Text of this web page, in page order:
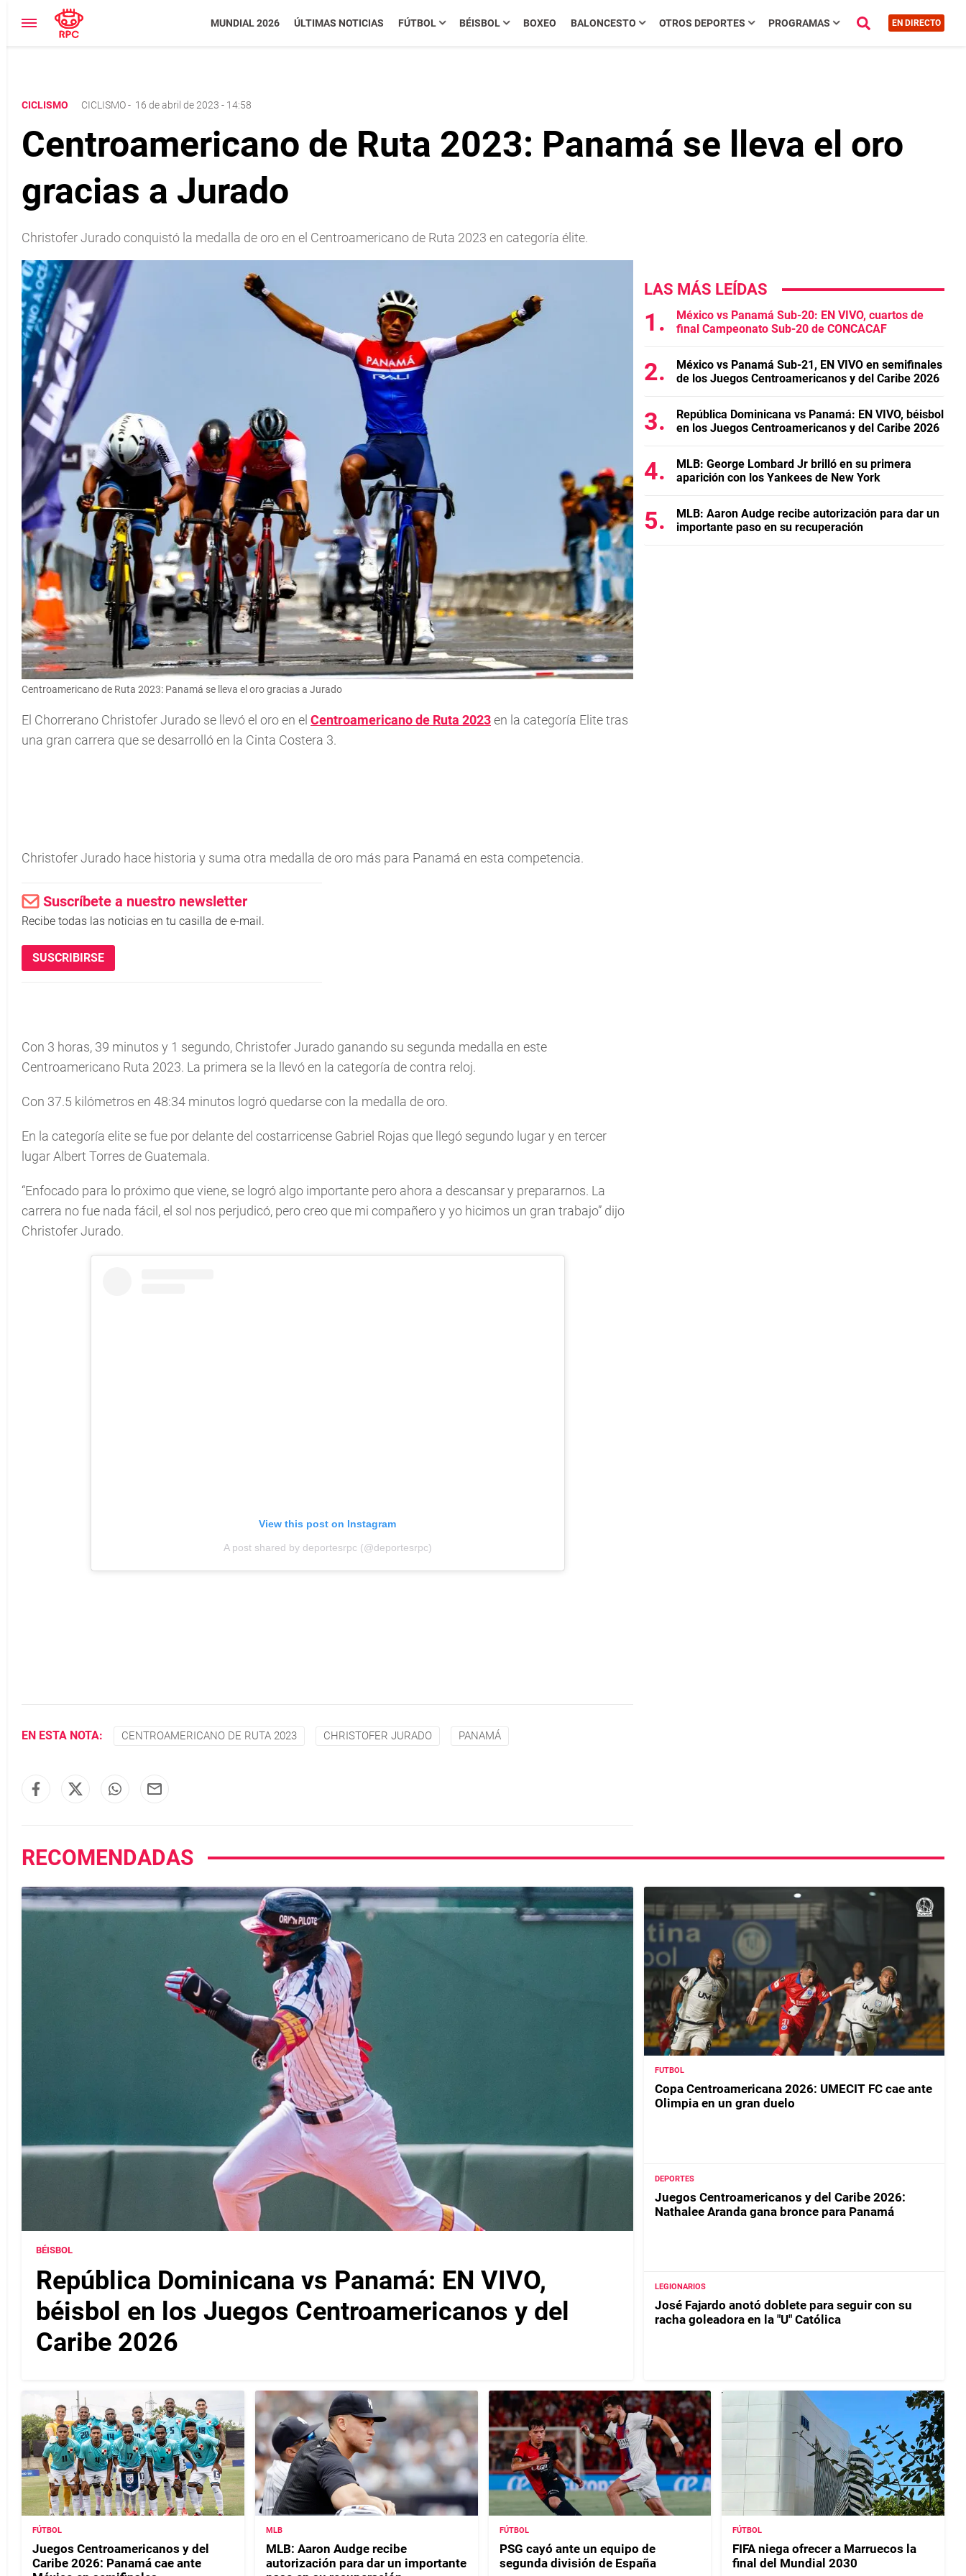
MUNDIAL 2026 ÚLTIMAS NOTICIAS FÚTBOL BÉISBOL BOXEO BALONCESTO OTROS DEPORTES PROGRAMAS EN DIRECTO
CICLISMO CICLISMO- 16 de abril de 2023 - 14:58
Centroamericano de Ruta 2023: Panamá se lleva el oro
gracias a Jurado
Christofer Jurado conquistó la medalla de oro en el Centroamericano de Ruta 2023 en categoría élite.
Centroamericano de Ruta 2023: Panamá se lleva el oro gracias a Jurado
El Chorrerano Christofer Jurado se llevó el oro en el Centroamericano de Ruta 2023en la categoría Elite tras
una gran carrera que se desarrolló en la Cinta Costera 3.
Christofer Jurado hace historia y suma otra medalla de oro más para Panamá en esta competencia.
Suscríbete a nuestro newsletter
Recibe todas las noticias en tu casilla de e-mail.
SUSCRIBIRSE
Con 3 horas, 39 minutos y 1 segundo, Christofer Jurado ganando su segunda medalla en este
Centroamericano Ruta 2023. La primera se la llevó en la categoría de contra reloj.
Con 37.5 kilómetros en 48:34 minutos logró quedarse con la medalla de oro.
En la categoría elite se fue por delante del costarricense Gabriel Rojas que llegó segundo lugar y en tercer
lugar Albert Torres de Guatemala.
“Enfocado para lo próximo que viene, se logró algo importante pero ahora a descansar y prepararnos. La
carrera no fue nada fácil, el sol nos perjudicó, pero creo que mi compañero y yo hicimos un gran trabajo” dijo
Christofer Jurado.
View this post on Instagram
A post shared by deportesrpc (@deportesrpc)
EN ESTA NOTA: CENTROAMERICANO DE RUTA 2023 CHRISTOFER JURADO PANAMÁ
LAS MÁS LEÍDAS
México vs Panamá Sub-20: EN VIVO, cuartos de
final Campeonato Sub-20 de CONCACAF
México vs Panamá Sub-21, EN VIVO en semifinales
de los Juegos Centroamericanos y del Caribe 2026
República Dominicana vs Panamá: EN VIVO, béisbol
en los Juegos Centroamericanos y del Caribe 2026
MLB: George Lombard Jr brilló en su primera
aparición con los Yankees de New York
MLB: Aaron Audge recibe autorización para dar un
importante paso en su recuperación
RECOMENDADAS
BÉISBOL
República Dominicana vs Panamá: EN VIVO,
béisbol en los Juegos Centroamericanos y del
Caribe 2026
FUTBOL
Copa Centroamericana 2026: UMECIT FC cae ante
Olimpia en un gran duelo
DEPORTES
Juegos Centroamericanos y del Caribe 2026:
Nathalee Aranda gana bronce para Panamá
LEGIONARIOS
José Fajardo anotó doblete para seguir con su
racha goleadora en la "U" Católica
FÚTBOL
Juegos Centroamericanos y del
Caribe 2026: Panamá cae ante
MLB
MLB: Aaron Audge recibe
autorización para dar un importante
FÚTBOL
PSG cayó ante un equipo de
segunda división de España
FÚTBOL
FIFA niega ofrecer a Marruecos la
final del Mundial 2030